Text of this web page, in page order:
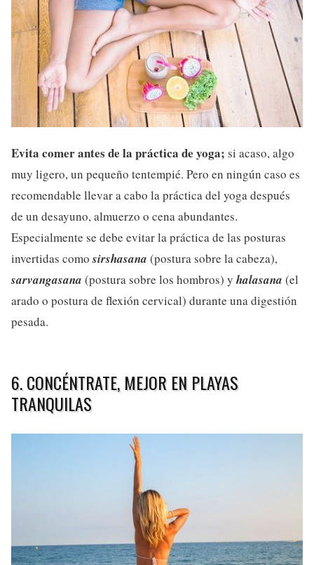
Evita comer antes de la práctica de yoga; si acaso, algo
muy ligero, un pequeño tentempié. Pero en ningún caso es
recomendable llevar a cabo la práctica del yoga después
de un desayuno, almuerzo o cena abundantes.
Especialmente se debe evitar la práctica de las posturas
invertidas comosirshasana (postura sobre la cabeza),
sarvangasana (postura sobre los hombros) y halasana (el
arado o postura de flexión cervical) durante una digestión
pesada.
6. CONCÉNTRATE, MEJOR EN PLAYAS
TRANQUILAS